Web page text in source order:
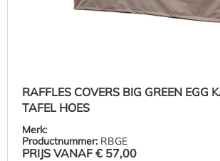
RAFFLES COVERS BIG GREEN EGG
TAFEL HOES
Merk:
Productnummer: RBGE
PRIJS VANAF € 57,00